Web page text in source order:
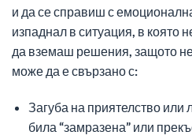
и да се справиш с
изпаднал в ситуация, в която
да вземаш решения, защото
може да е свързано с:
Загуба на приятелство или
била “замразена” или